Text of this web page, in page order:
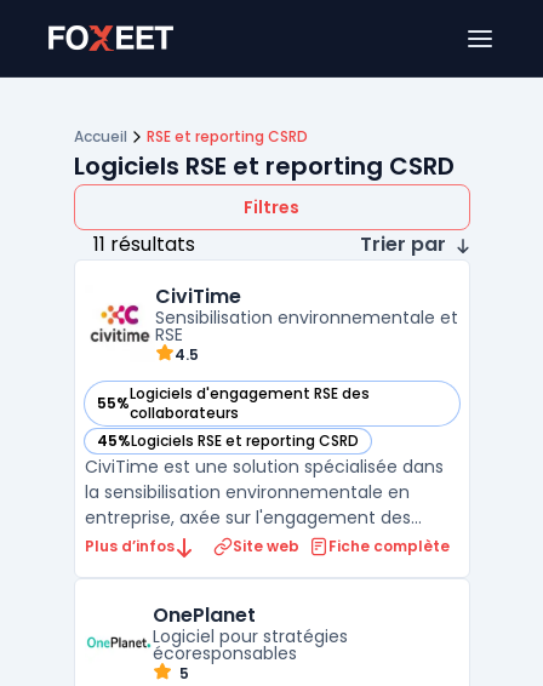
Accueil RSE et reporting CSRD
Logiciels RSE et reporting CSRD
Filtres
11 résultats
Trier par
CiviTime
Sensibilisation environnementale et
RSE
4.5
55%Logiciels d'engagement RSE des
collaborateurs
— voir CiviTime dans cette catégorie
45%Logiciels RSE et reporting CSRD
— voir CiviTime dans cette catégorie
CiviTime est une solution spécialisée dans
la sensibilisation environnementale en
entreprise, axée sur l'engagement des
collaborateurs dans des pratiques plus
mise en place d'initiatives de
développement durable en leur ...
Plus d’infos Site web Fiche complète
OnePlanet
Logiciel pour stratégies
écoresponsables
5